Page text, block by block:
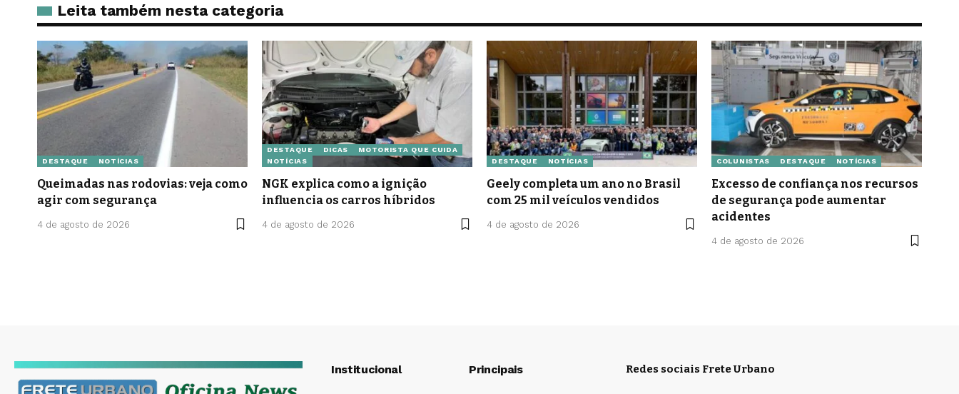
Leita também nesta categoria
DESTAQUE NOTÍCIAS
Queimadas nas rodovias: veja como
agir com segurança
4 de agosto de 2026
DESTAQUE DICAS
MOTORISTA QUE CUIDA
NOTÍCIAS
NGK explica como a ignição
influencia os carros híbridos
4 de agosto de 2026
DESTAQUE NOTÍCIAS
Geely completa um ano no Brasil
com 25 mil veículos vendidos
4 de agosto de 2026
COLUNISTAS DESTAQUE NOTÍCIAS
Excesso de confiança nos recursos
de segurança pode aumentar
acidentes
4 de agosto de 2026
Institucional Principais Redes sociais Frete Urbano